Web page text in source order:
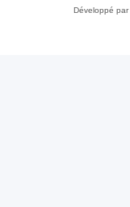
Développé par